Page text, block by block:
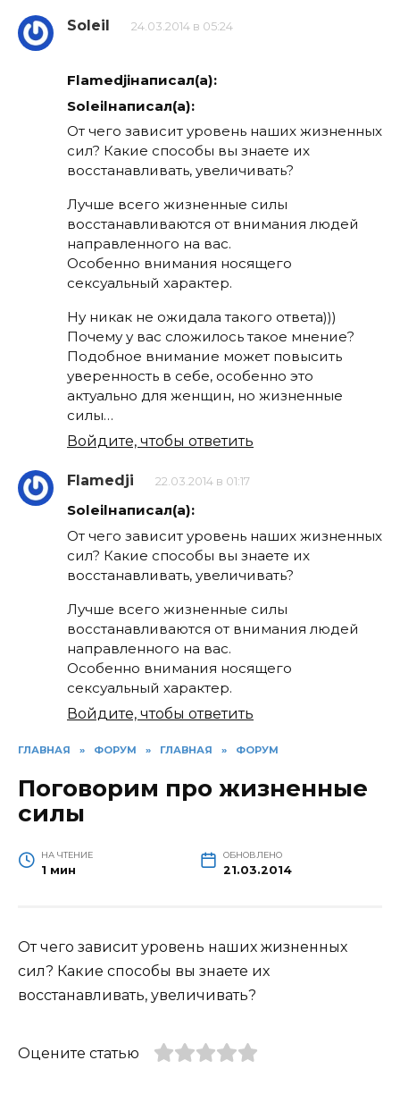
Soleil 24.03.2014 в 05:24
Flamedjiнаписал(а):
Soleilнаписал(а):
От чего зависит уровень наших жизненных
сил? Какие способы вы знаете их
восстанавливать, увеличивать?
Лучше всего жизненные силы
восстанавливаются от внимания людей
направленного на вас.
Особенно внимания носящего
сексуальный характер.
Ну никак не ожидала такого ответа)))
Почему у вас сложилось такое мнение?
Подобное внимание может повысить
уверенность в себе, особенно это
актуально для женщин, но жизненные
силы…
Войдите, чтобы ответить
Flamedji 22.03.2014 в 01:17
Soleilнаписал(а):
От чего зависит уровень наших жизненных
сил? Какие способы вы знаете их
восстанавливать, увеличивать?
Лучше всего жизненные силы
восстанавливаются от внимания людей
направленного на вас.
Особенно внимания носящего
сексуальный характер.
Войдите, чтобы ответить
ГЛАВНАЯ » ФОРУМ » ГЛАВНАЯ » ФОРУМ
Поговорим про жизненные
силы
НА ЧТЕНИЕ
1 мин
ОБНОВЛЕНО
21.03.2014
От чего зависит уровень наших жизненных
сил? Какие способы вы знаете их
восстанавливать, увеличивать?
Оцените статью